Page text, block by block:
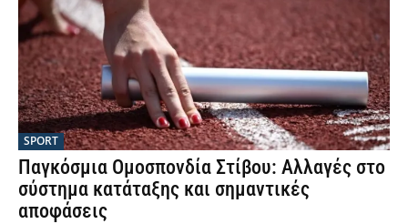
SPORT
Παγκόσμια Ομοσπονδία Στίβου: Αλλαγές στο
σύστημα κατάταξης και σημαντικές
αποφάσεις